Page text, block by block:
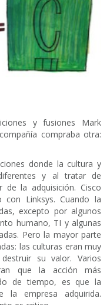
y fusiones Mark
compraba otra:
donde la cultura y
y al tratar de
la adquisición. Cisco
Linksys. Cuando la
excepto por algunos
humano, TI y algunas
Pero la mayor parte
las culturas eran muy
su valor. Varios
que la acción más
de tiempo, es que la
la empresa adquirida.